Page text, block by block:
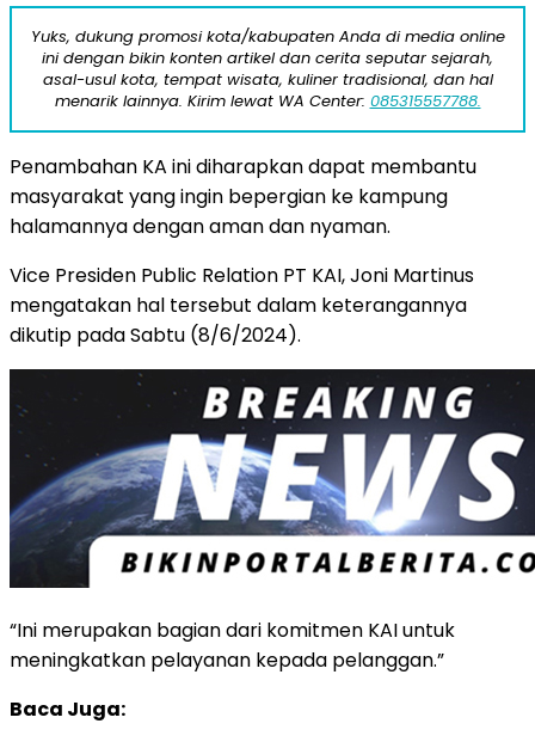
Yuks, dukung promosi kota/kabupaten Anda di media online
ini dengan bikin konten artikel dan cerita seputar sejarah,
asal-usul kota, tempat wisata, kuliner tradisional, dan hal
menarik lainnya. Kirim lewat WA Center: 085315557788.
Penambahan KA ini diharapkan dapat membantu
masyarakat yang ingin bepergian ke kampung
halamannya dengan aman dan nyaman.
Vice Presiden Public Relation PT KAI, Joni Martinus
mengatakan hal tersebut dalam keterangannya
dikutip pada Sabtu (8/6/2024).
“Ini merupakan bagian dari komitmen KAI untuk
meningkatkan pelayanan kepada pelanggan.”
Baca Juga: